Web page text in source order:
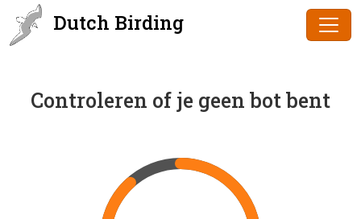
Dutch Birding
Controleren of je geen bot bent